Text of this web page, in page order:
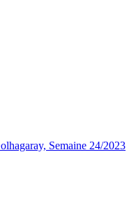
Semaine 24/2023